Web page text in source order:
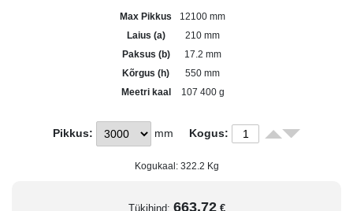
Max Pikkus
12100 mm
Laius (a)
210 mm
Paksus (b)
17.2 mm
Kõrgus (h)
550 mm
Meetri kaal
107 400 g
Pikkus: mm Kogus:
Kogukaal: 322.2 Kg
Tükihind: 663.72 €